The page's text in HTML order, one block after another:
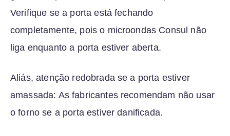
Verifique se a porta está fechando
completamente, pois o microondas Consul não
liga enquanto a porta estiver aberta.
Aliás, atenção redobrada se a porta estiver
amassada: As fabricantes recomendam não usar
o forno se a porta estiver danificada.